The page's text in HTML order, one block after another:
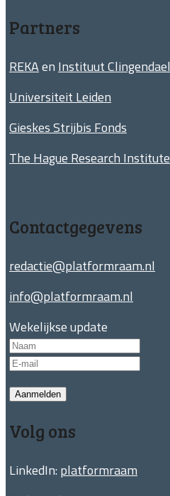
Partners
REKAen Instituut Clingendael
Universiteit Leiden
Gieskes Strijbis Fonds
The Hague Research Institute
Contactgegevens
redactie@platformraam.nl
info@platformraam.nl
Wekelijkse update
Aanmelden
Volg ons
LinkedIn: platformraam